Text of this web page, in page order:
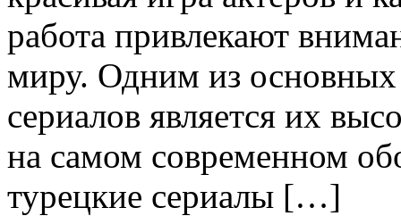
работа привлекают
миру. Одним из
сериалов является их
на самом современном
турецкие сериалы […]